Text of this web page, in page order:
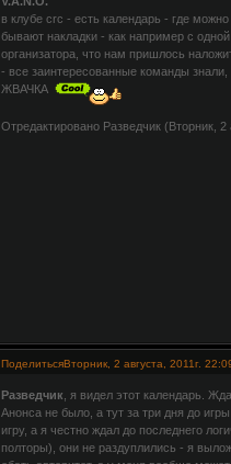
в клубе crc - есть календарь - где
бывают накладки - как например с
организатора, что нам пришлось
- все заинтересованные команды
ЖВАЧКА
Отредактировано Разведчик (Вторник, 2
ПоделитьсяВторник, 2 августа, 2011г.
Разведчик , я видел этот календарь.
Анонса не было, а тут за три дня до
игру, а я честно ждал до последнего
полторы), они не раздуплились - я